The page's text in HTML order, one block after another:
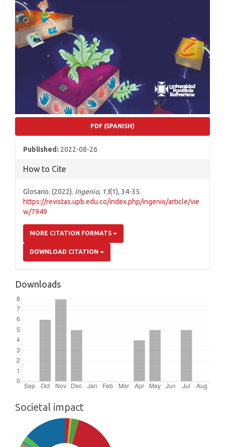
PDF (SPANISH)
Published: 2022-08-26
How to Cite
Glosario. (2022). Ingenio, 13(1), 34-35.
https://revistas.upb.edu.co/index.php/ingenio/article/vie
w/7949
MORE CITATION FORMATS
DOWNLOAD CITATION
Downloads
Societal impact